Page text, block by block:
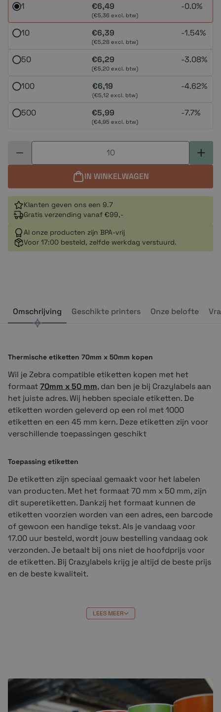
1
€6,49
(€5,36 excl. btw)
-0.0%
10 €6,39
(€5,28 excl. btw)
-1.54%
50 €6,29
(€5,20 excl. btw)
-3.08%
100 €6,19
(€5,12 excl. btw)
-4.62%
500 €5,99
(€4,95 excl. btw)
-7.7%
IN WINKELWAGEN
Klanten geven ons een 9.7
Gratis verzending vanaf €99,-
Al onze producten zijn BPA-vrij
Voor 17:00 besteld, zelfde werkdag verstuurd.
Omschrijving Geschikte printers Onze belofte
Thermische etiketten 70mm x 50mm kopen
Wil je Zebra compatible etiketten kopen met het
formaat70mm x 50 mm, dan ben je bij Crazylabels aan
het juiste adres. Wij hebben speciale etiketten. De
etiketten worden geleverd op een rol met 1000
etiketten en een 45 mm kern. Deze etiketten zijn voor
verschillende toepassingen geschikt
Toepassing etiketten
De etiketten zijn speciaal gemaakt voor het labelen
van producten. Met het formaat 70 mm x 50 mm, zijn
dit superetiketten. Dankzij het formaat kunnen de
etiketten voorzien worden van een adres, een barcode
of gewoon een handige tekst. Als je vandaag voor
17.00 uur besteld, wordt jouw bestelling vandaag ook
verzonden. Je betaalt bij ons niet de hoofdprijs voor
de etiketten. Bij Crazylabels krijg je altijd de beste prijs
en de beste kwaliteit.
thermische etiketten 70 x 50 mm
(T)LP 2742
(T)LP 2844
(T)LP 3842
LEES MEER